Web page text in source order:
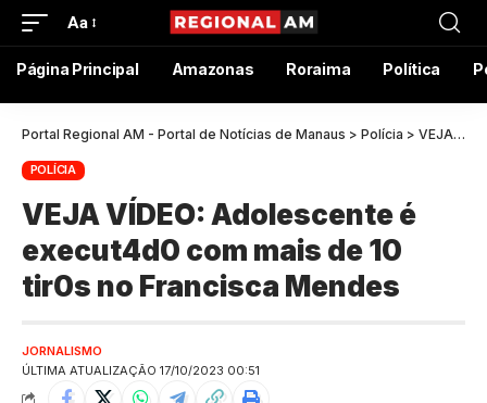
Aa
Página Principal Amazonas Roraima Política
Portal Regional AM - Portal de Notícias de Manaus > Polícia > VEJA VÍDEO: Adolescente é execut4d0 com mais de 10 tir0s no Francisca Mendes
POLÍCIA
VEJA VÍDEO: Adolescente é
execut4d0 com mais de 10
tir0s no Francisca Mendes
ÚLTIMA ATUALIZAÇÃO 17/10/2023 00:51
JORNALISMO